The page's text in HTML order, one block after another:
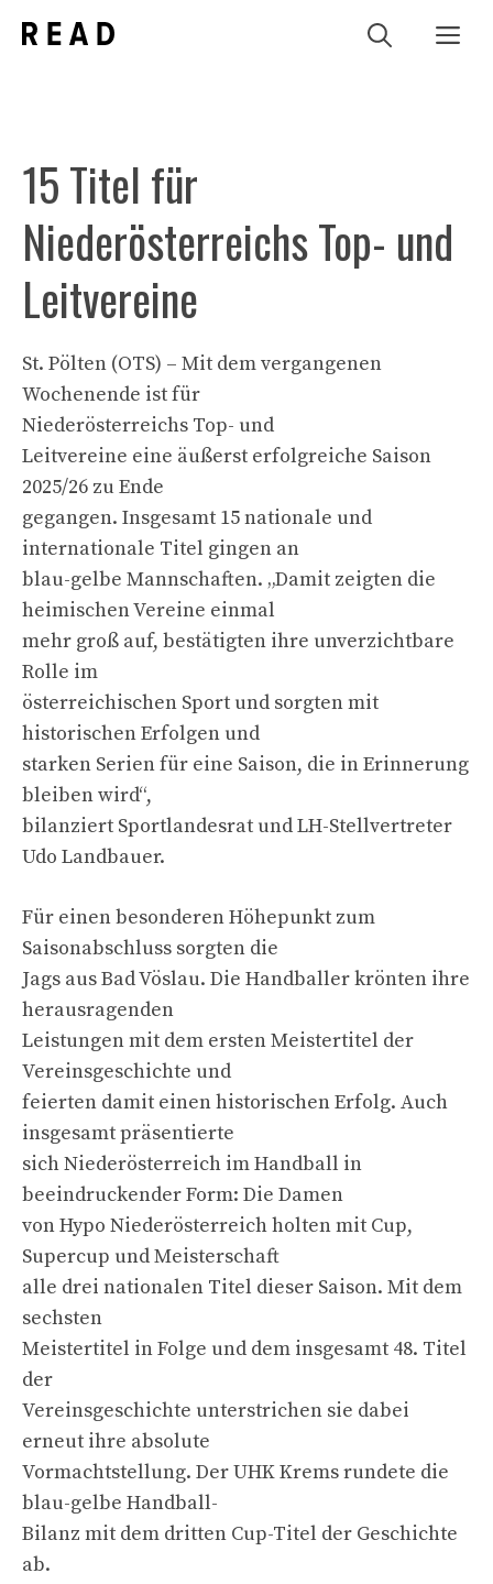
Inhalt
15 Titel für
Niederösterreichs Top- und
Leitvereine
St. Pölten (OTS) – Mit dem vergangenen
Wochenende ist für
Niederösterreichs Top- und
Leitvereine eine äußerst erfolgreiche Saison
2025/26 zu Ende
gegangen. Insgesamt 15 nationale und
internationale Titel gingen an
blau-gelbe Mannschaften. „Damit zeigten die
heimischen Vereine einmal
mehr groß auf, bestätigten ihre unverzichtbare
Rolle im
österreichischen Sport und sorgten mit
historischen Erfolgen und
starken Serien für eine Saison, die in Erinnerung
bleiben wird“,
bilanziert Sportlandesrat und LH-Stellvertreter
Udo Landbauer.
Für einen besonderen Höhepunkt zum
Saisonabschluss sorgten die
Jags aus Bad Vöslau. Die Handballer krönten ihre
herausragenden
Leistungen mit dem ersten Meistertitel der
Vereinsgeschichte und
feierten damit einen historischen Erfolg. Auch
insgesamt präsentierte
sich Niederösterreich im Handball in
beeindruckender Form: Die Damen
von Hypo Niederösterreich holten mit Cup,
Supercup und Meisterschaft
alle drei nationalen Titel dieser Saison. Mit dem
sechsten
Meistertitel in Folge und dem insgesamt 48. Titel
der
Vereinsgeschichte unterstrichen sie dabei
erneut ihre absolute
Vormachtstellung. Der UHK Krems rundete die
blau-gelbe Handball-
Bilanz mit dem dritten Cup-Titel der Geschichte
ab.